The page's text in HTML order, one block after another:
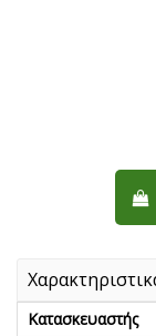
Κατασκευαστής